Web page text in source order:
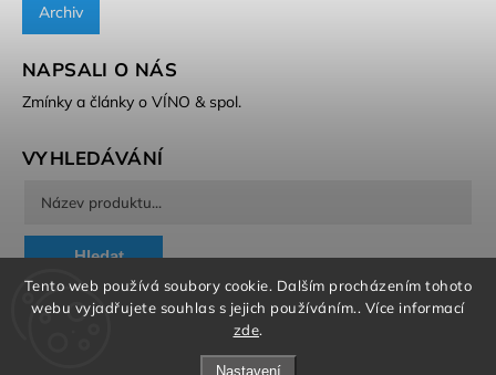
Tento web používá soubory cookie. Dalším procházením tohoto
webu vyjadřujete souhlas s jejich používáním.. Více informací
zde.
Nastavení
Archiv
NAPSALI O NÁS
Zmínky a články o VÍNO & spol.
VYHLEDÁVÁNÍ
Hledat